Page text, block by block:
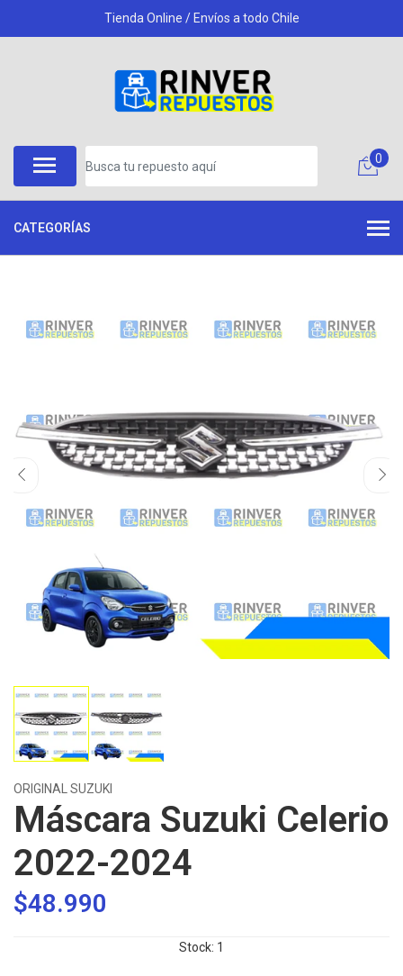
Tienda Online / Envíos a todo Chile
0
CATEGORÍAS
ORIGINAL SUZUKI
Máscara Suzuki Celerio
2022-2024
$48.990
Stock: 1